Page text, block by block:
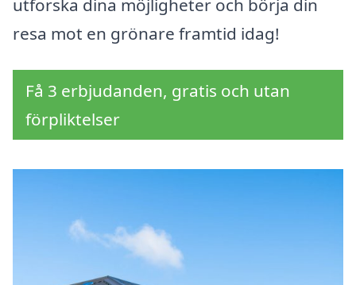
utforska dina möjligheter och börja din
resa mot en grönare framtid idag!
Få 3 erbjudanden, gratis och utan
förpliktelser